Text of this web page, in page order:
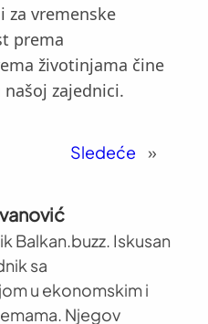
za vremenske
prema
životinjama čine
zajednici.
Sledeće »
Balkan.buzz. Iskusan
sa
u ekonomskim i
Njegov